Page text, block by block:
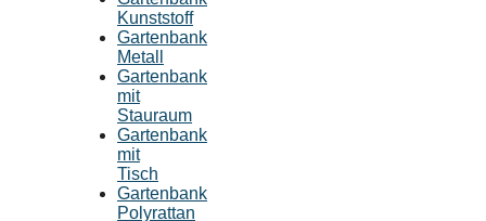
Kunststoff
Gartenbank
Metall
Gartenbank
mit
Stauraum
Gartenbank
mit
Tisch
Gartenbank
Polyrattan